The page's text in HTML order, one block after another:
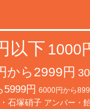
以下 1000
から2999円
5999円 6000円から
石塚硝子 アンバー・